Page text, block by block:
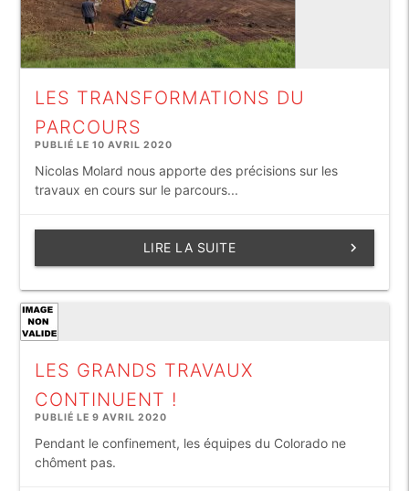
LES TRANSFORMATIONS DU
PARCOURS
PUBLIÉ LE 10 AVRIL 2020
Nicolas Molard nous apporte des précisions sur les
travaux en cours sur le parcours...
keyboard_arrow_right
LIRE LA SUITE
LES GRANDS TRAVAUX
CONTINUENT !
PUBLIÉ LE 9 AVRIL 2020
Pendant le confinement, les équipes du Colorado ne
chôment pas.